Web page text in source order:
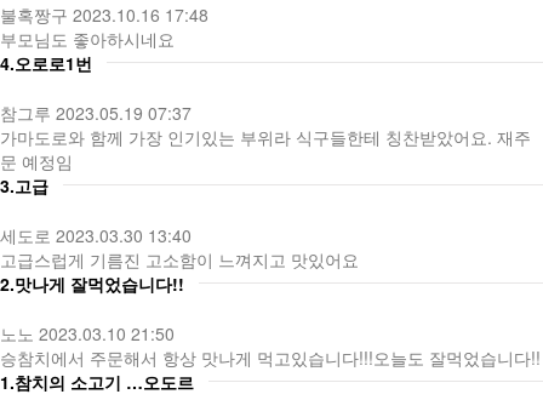
불혹짱구 2023.10.16 17:48
부모님도 좋아하시네요
4.오로로1번
참그루 2023.05.19 07:37
가마도로와 함께 가장 인기있는 부위라 식구들한테 칭찬받았어요. 재주
문 예정임
3.고급
세도로 2023.03.30 13:40
고급스럽게 기름진 고소함이 느껴지고 맛있어요
2.맛나게 잘먹었습니다!!
노노 2023.03.10 21:50
승참치에서 주문해서 항상 맛나게 먹고있습니다!!!오늘도 잘먹었습니다!!
1.참치의 소고기 …오도르